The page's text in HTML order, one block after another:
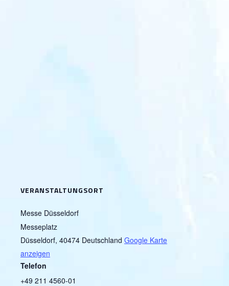
VERANSTALTUNGSORT
Messe Düsseldorf
Messeplatz
Düsseldorf, 40474 Deutschland Google Karte
anzeigen
Telefon
+49 211 4560-01